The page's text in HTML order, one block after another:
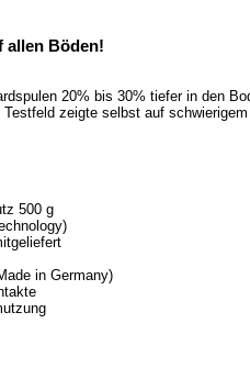
allen Böden!
20% bis 30% tiefer in den
zeigte selbst auf
500 g
in Germany)